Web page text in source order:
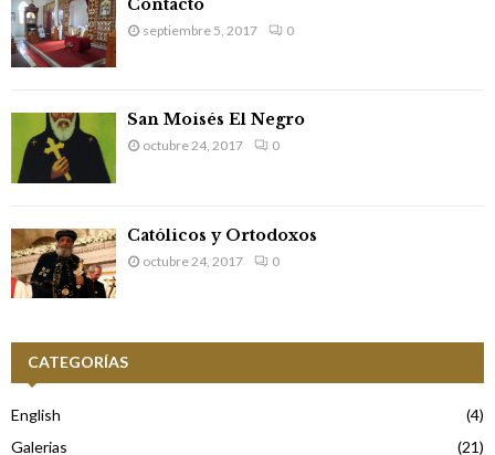
d
Contacto
septiembre 5, 2017 0
San Moisés El Negro
octubre 24, 2017 0
Católicos y Ortodoxos
octubre 24, 2017 0
CATEGORÍAS
English
(4)
Galerias
(21)